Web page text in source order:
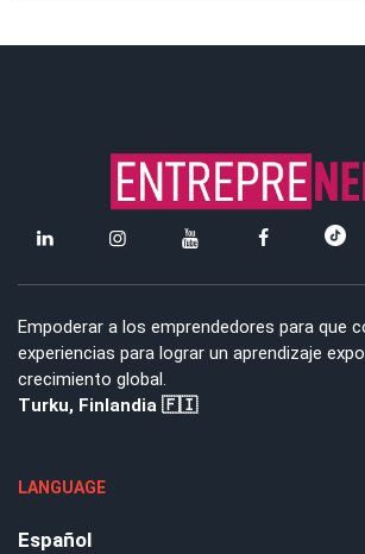
Empoderar a los emprendedores para que
experiencias para lograr un aprendizaje
crecimiento global.
Turku, Finlandia 🇫🇮
LANGUAGE
Español